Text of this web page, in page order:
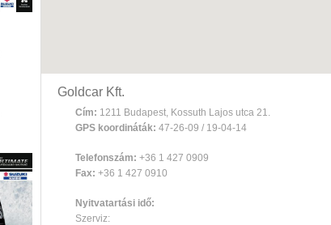
Goldcar Kft.
Cím: 1211 Budapest, Kossuth Lajos utca 21.
GPS koordináták: 47-26-09 / 19-04-14
Telefonszám: +36 1 427 0909
Fax: +36 1 427 0910
Nyitvatartási idő:
Szerviz: